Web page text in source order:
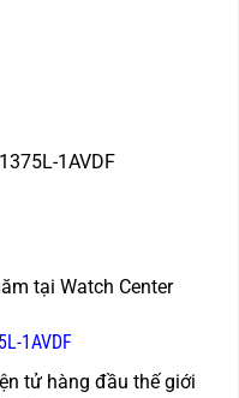
1AVDF
tại Watch Center
1AVDF
tử hàng đầu thế giới